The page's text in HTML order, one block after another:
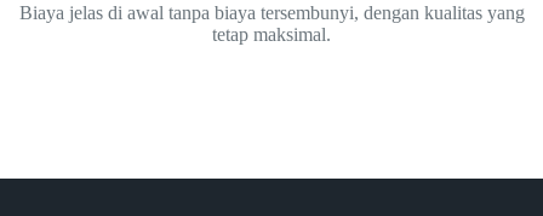
Biaya jelas di awal tanpa biaya tersembunyi, dengan kualitas yang
tetap maksimal.